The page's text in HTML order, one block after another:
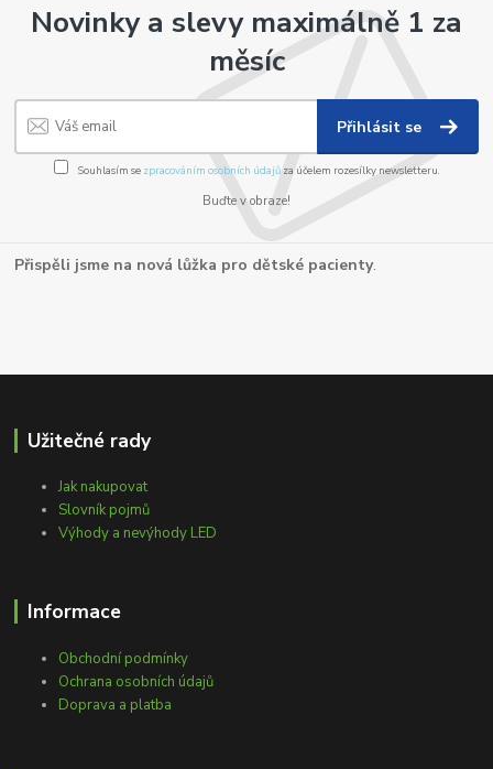
Novinky a slevy maximálně 1 za
měsíc
Přihlásit se
Souhlasím se zpracováním osobních údajůza účelem rozesílky newsletteru.
Buďte v obraze!
Přispěli jsme na nová lůžka pro dětské pacienty.
Užitečné rady
Jak nakupovat
Slovník pojmů
Výhody a nevýhody LED
Informace
Obchodní podmínky
Ochrana osobních údajů
Doprava a platba